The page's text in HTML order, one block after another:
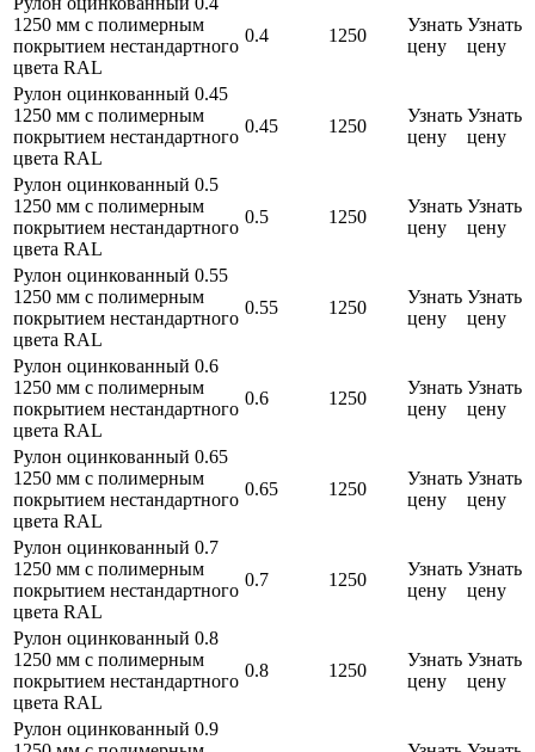
1250 мм с полимерным
покрытием нестандартного
цвета RAL
0.4 1250
Узнать
цену
Узнать
цену
Рулон оцинкованный 0.45
1250 мм с полимерным
покрытием нестандартного
цвета RAL
0.45 1250
Узнать
цену
Узнать
цену
Рулон оцинкованный 0.5
1250 мм с полимерным
покрытием нестандартного
цвета RAL
0.5 1250
Узнать
цену
Узнать
цену
Рулон оцинкованный 0.55
1250 мм с полимерным
покрытием нестандартного
цвета RAL
0.55 1250
Узнать
цену
Узнать
цену
Рулон оцинкованный 0.6
1250 мм с полимерным
покрытием нестандартного
цвета RAL
0.6 1250
Узнать
цену
Узнать
цену
Рулон оцинкованный 0.65
1250 мм с полимерным
покрытием нестандартного
цвета RAL
0.65 1250
Узнать
цену
Узнать
цену
Рулон оцинкованный 0.7
1250 мм с полимерным
покрытием нестандартного
цвета RAL
0.7 1250
Узнать
цену
Узнать
цену
Рулон оцинкованный 0.8
1250 мм с полимерным
покрытием нестандартного
цвета RAL
0.8 1250
Узнать
цену
Узнать
цену
Рулон оцинкованный 0.9